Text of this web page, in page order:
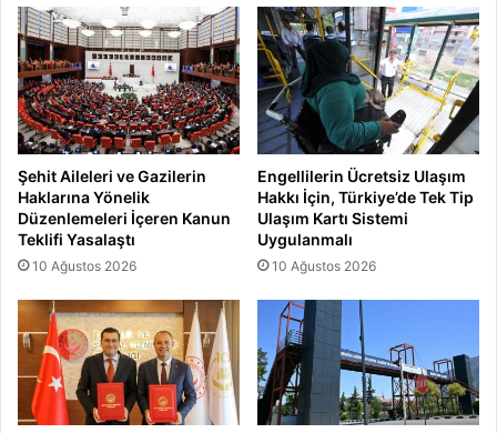
Şehit Aileleri ve Gazilerin
Haklarına Yönelik
Düzenlemeleri İçeren Kanun
Teklifi Yasalaştı
10 Ağustos 2026
Engellilerin Ücretsiz Ulaşım
Hakkı İçin, Türkiye’de Tek Tip
Ulaşım Kartı Sistemi
Uygulanmalı
10 Ağustos 2026